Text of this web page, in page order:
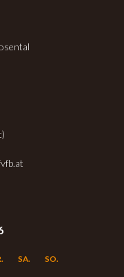
SA. SO.